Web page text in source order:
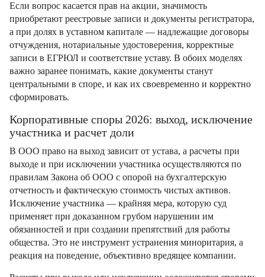
Если вопрос касается прав на акции, значимость
приобретают реестровые записи и документы регистратора,
а при долях в уставном капитале — надлежащие договоры
отчуждения, нотариальные удостоверения, корректные
записи в ЕГРЮЛ и соответствие уставу. В обоих моделях
важно заранее понимать, какие документы станут
центральными в споре, и как их своевременно и корректно
сформировать.
Корпоративные споры 2026: выход, исключение
участника и расчет доли
В ООО право на выход зависит от устава, а расчеты при
выходе и при исключении участника осуществляются по
правилам Закона об ООО с опорой на бухгалтерскую
отчетность и фактическую стоимость чистых активов.
Исключение участника — крайняя мера, которую суд
применяет при доказанном грубом нарушении им
обязанностей и при создании препятствий для работы
общества. Это не инструмент устранения миноритария, а
реакция на поведение, объективно вредящее компании.